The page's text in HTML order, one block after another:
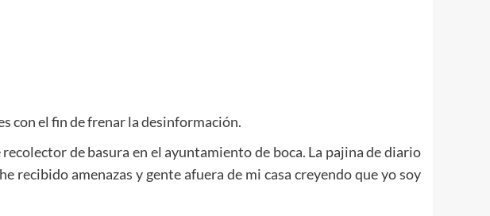
con el fin de frenar la desinformación.
de basura en el ayuntamiento de boca. La pajina de diario
recibido amenazas y gente afuera de mi casa creyendo que yo soy